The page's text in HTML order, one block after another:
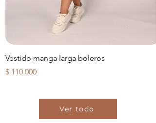
Vestido manga larga boleros
Precio
$ 110.000
Ver todo